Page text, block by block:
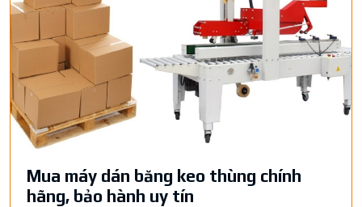
Mua máy dán băng keo thùng chính
hãng, bảo hành uy tín